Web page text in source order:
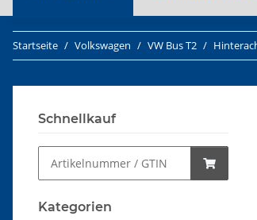
Startseite Volkswagen VW Bus T2
Schnellkauf
Kategorien